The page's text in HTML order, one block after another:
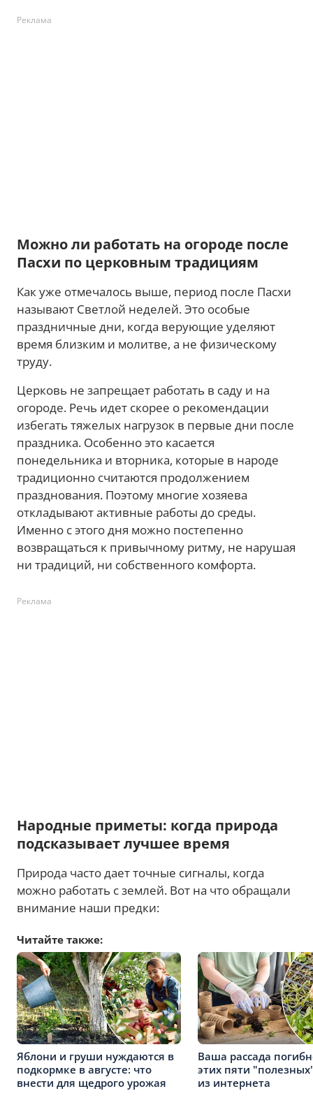
Реклама
Можно ли работать на огороде после
Пасхи по церковным традициям
Как уже отмечалось выше, период после Пасхи
называют Светлой неделей. Это особые
праздничные дни, когда верующие уделяют
время близким и молитве, а не физическому
труду.
Церковь не запрещает работать в саду и на
огороде. Речь идет скорее о рекомендации
избегать тяжелых нагрузок в первые дни после
праздника. Особенно это касается
понедельника и вторника, которые в народе
традиционно считаются продолжением
празднования. Поэтому многие хозяева
откладывают активные работы до среды.
Именно с этого дня можно постепенно
возвращаться к привычному ритму, не нарушая
ни традиций, ни собственного комфорта.
Реклама
Народные приметы: когда природа
подсказывает лучшее время
Природа часто дает точные сигналы, когда
можно работать с землей. Вот на что обращали
внимание наши предки:
Читайте также:
Яблони и груши нуждаются в
подкормке в августе: что
внести для щедрого урожая
Ваша рассада
этих пяти
из интернета